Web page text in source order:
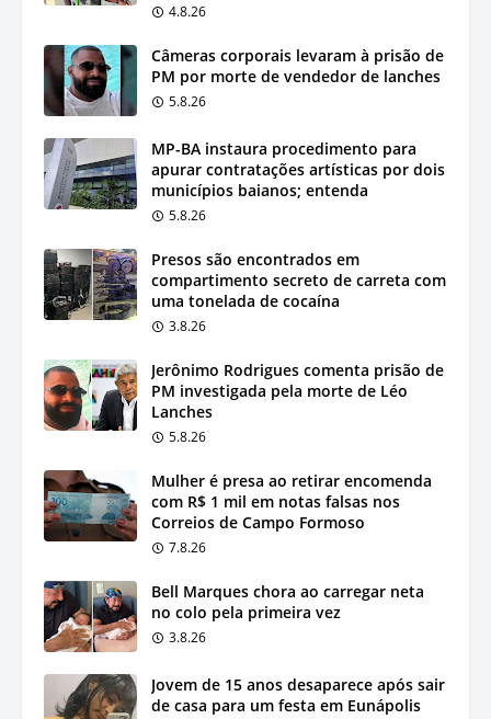
4.8.26
Câmeras corporais levaram à prisão de
PM por morte de vendedor de lanches
5.8.26
MP-BA instaura procedimento para
apurar contratações artísticas por dois
municípios baianos; entenda
5.8.26
Presos são encontrados em
compartimento secreto de carreta com
uma tonelada de cocaína
3.8.26
Jerônimo Rodrigues comenta prisão de
PM investigada pela morte de Léo
Lanches
5.8.26
Mulher é presa ao retirar encomenda
com R$ 1 mil em notas falsas nos
Correios de Campo Formoso
7.8.26
Bell Marques chora ao carregar neta
no colo pela primeira vez
3.8.26
Jovem de 15 anos desaparece após sair
de casa para um festa em Eunápolis